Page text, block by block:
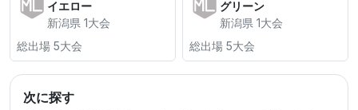
イエロー
新潟県 1大会
総出場 5大会
グリーン
新潟県 1大会
総出場 5大会
次に探す